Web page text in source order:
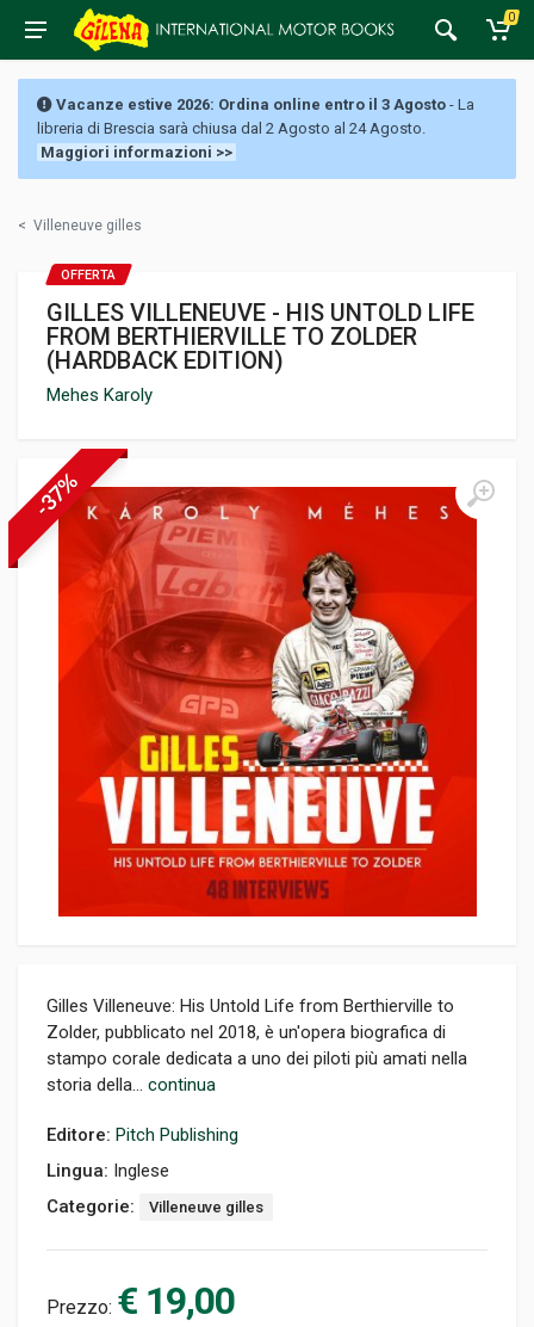
0
Vacanze estive 2026: Ordina online entro il 3 Agosto - La
libreria di Brescia sarà chiusa dal 2 Agosto al 24 Agosto.
Maggiori informazioni >>
< Villeneuve gilles
GILLES VILLENEUVE - HIS UNTOLD LIFE
FROM BERTHIERVILLE TO ZOLDER
(HARDBACK EDITION)
Mehes Karoly
-37%
Gilles Villeneuve: His Untold Life from Berthierville to
Zolder, pubblicato nel 2018, è un'opera biografica di
stampo corale dedicata a uno dei piloti più amati nella
storia della... continua
Editore: Pitch Publishing
Lingua: Inglese
Categorie:
Villeneuve gilles
OFFERTA
Prezzo: € 19,00